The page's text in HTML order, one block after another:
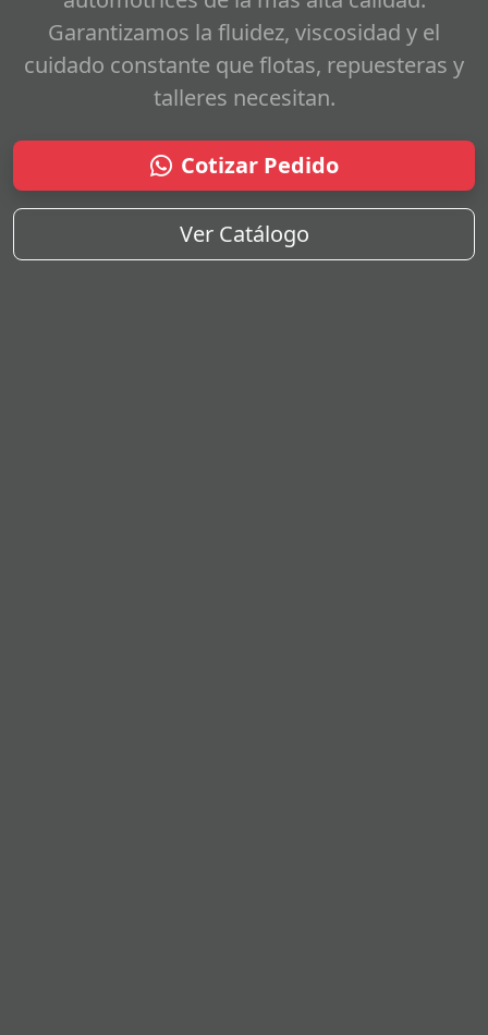
Garantizamos la fluidez, viscosidad y el
cuidado constante que flotas, repuesteras y
talleres necesitan.
Cotizar Pedido
Ver Catálogo